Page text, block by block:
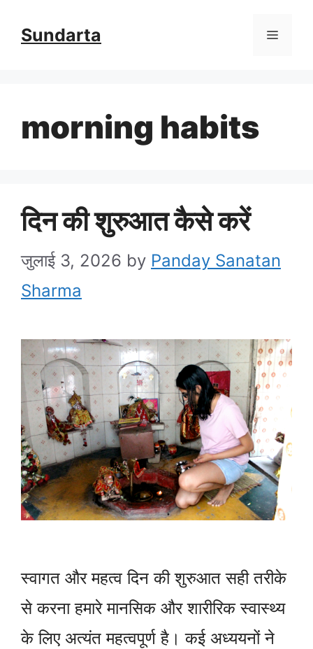
Sundarta Menu
morning habits
दिन की शुरुआत कैसे करें
जुलाई 3, 2026 by Panday Sanatan
Sharma
स्वागत और महत्व दिन की शुरुआत सही तरीके
से करना हमारे मानसिक और शारीरिक स्वास्थ्य
के लिए अत्यंत महत्वपूर्ण है। कई अध्ययनों ने